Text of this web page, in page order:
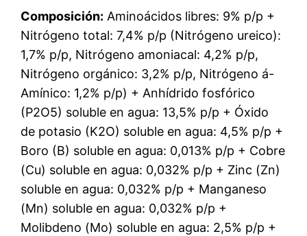
Composición: Aminoácidos libres: 9% p/p +
Nitrógeno total: 7,4% p/p (Nitrógeno ureico):
1,7% p/p, Nitrógeno amoniacal: 4,2% p/p,
Nitrógeno orgánico: 3,2% p/p, Nitrógeno á-
Amínico: 1,2% p/p) + Anhídrido fosfórico
(P2O5) soluble en agua: 13,5% p/p + Óxido
de potasio (K2O) soluble en agua: 4,5% p/p +
Boro (B) soluble en agua: 0,013% p/p + Cobre
(Cu) soluble en agua: 0,032% p/p + Zinc (Zn)
soluble en agua: 0,032% p/p + Manganeso
(Mn) soluble en agua: 0,032% p/p +
Molibdeno (Mo) soluble en agua: 2,5% p/p +